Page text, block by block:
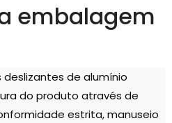
embalagem
de alumínio
do produto através de
estrita, manuseio